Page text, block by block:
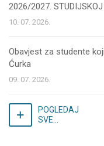
2026/2027. STUDIJSKOJ
10. 07. 2026.
Obavjest za studente
Ćurka
09. 07. 2026.
POGLEDAJ
SVE...